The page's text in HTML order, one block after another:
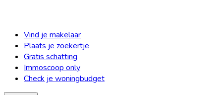
Vind je makelaar
Plaats je zoekertje
Gratis schatting
Immoscoop only
Check je woningbudget